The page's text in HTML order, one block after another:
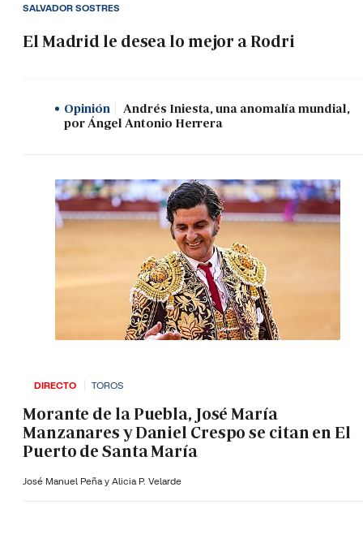
El Madrid le desea lo mejor a Rodri
SALVADOR SOSTRES
Opinión
Andrés Iniesta, una anomalía mundial,
por Ángel Antonio Herrera
DIRECTO TOROS
Morante de la Puebla, José María
Manzanares y Daniel Crespo se citan en El
Puerto de Santa María
José Manuel Peña y Alicia P. Velarde